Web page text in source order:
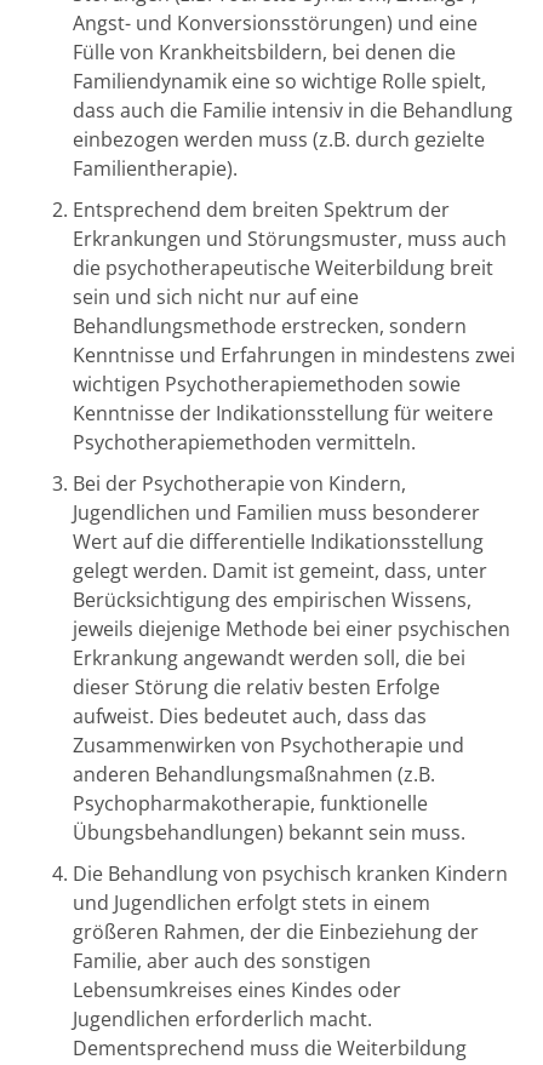
Angst- und Konversionsstörungen) und eine
Fülle von Krankheitsbildern, bei denen die
Familiendynamik eine so wichtige Rolle spielt,
dass auch die Familie intensiv in die Behandlung
einbezogen werden muss (z.B. durch gezielte
Familientherapie).
Entsprechend dem breiten Spektrum der
Erkrankungen und Störungsmuster, muss auch
die psychotherapeutische Weiterbildung breit
sein und sich nicht nur auf eine
Behandlungsmethode erstrecken, sondern
Kenntnisse und Erfahrungen in mindestens zwei
wichtigen Psychotherapiemethoden sowie
Kenntnisse der Indikationsstellung für weitere
Psychotherapiemethoden vermitteln.
Bei der Psychotherapie von Kindern,
Jugendlichen und Familien muss besonderer
Wert auf die differentielle Indikationsstellung
gelegt werden. Damit ist gemeint, dass, unter
Berücksichtigung des empirischen Wissens,
jeweils diejenige Methode bei einer psychischen
Erkrankung angewandt werden soll, die bei
dieser Störung die relativ besten Erfolge
aufweist. Dies bedeutet auch, dass das
Zusammenwirken von Psychotherapie und
anderen Behandlungsmaßnahmen (z.B.
Psychopharmakotherapie, funktionelle
Übungsbehandlungen) bekannt sein muss.
Die Behandlung von psychisch kranken Kindern
und Jugendlichen erfolgt stets in einem
größeren Rahmen, der die Einbeziehung der
Familie, aber auch des sonstigen
Lebensumkreises eines Kindes oder
Jugendlichen erforderlich macht.
Dementsprechend muss die Weiterbildung